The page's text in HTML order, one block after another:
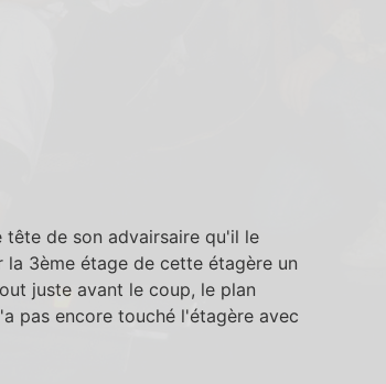
de son advairsaire qu'il le
3ème étage de cette étagère un
juste avant le coup, le plan
pas encore touché l'étagère avec